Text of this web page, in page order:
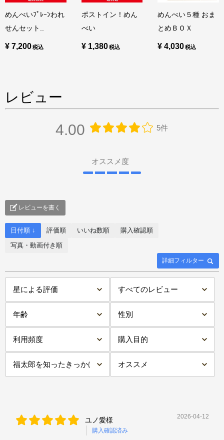
めんべいﾌﾟﾚｰﾝわれ
せんセット..
¥ 7,200
ポストイン！めん
べい
¥ 1,380
めんべい５種 おま
とめＢＯＸ
¥ 4,030
レビュー
4.00 5件
オススメ度
レビューを書く
詳細フィルター
日付順 ↓ 評価順 いいね数順
購入確認順
写真・動画付き順
ユノ愛様
購入確認済み
2026-04-12